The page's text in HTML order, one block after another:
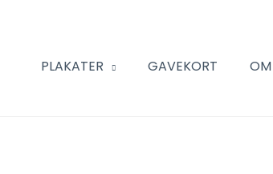
PLAKATER GAVEKORT